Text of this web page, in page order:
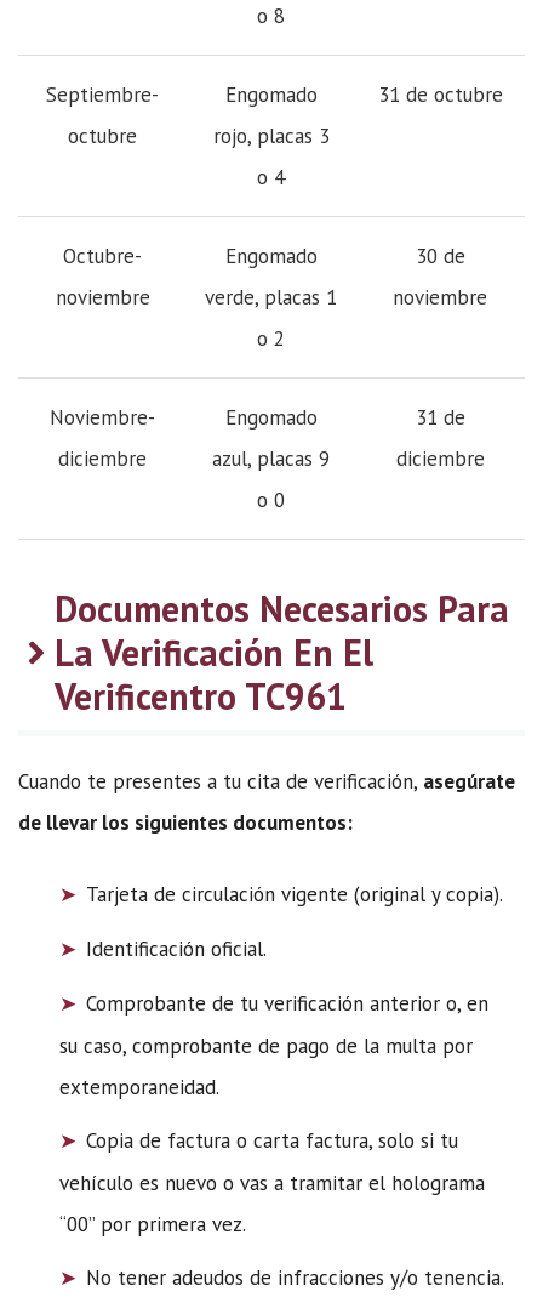
o 8
Septiembre-
octubre
Engomado
rojo, placas 3
o 4
31 de octubre
Octubre-
noviembre
Engomado
verde, placas 1
o 2
30 de
noviembre
Noviembre-
diciembre
Engomado
azul, placas 9
o 0
31 de
diciembre
Documentos Necesarios Para
La Verificación En El
Verificentro TC961
Cuando te presentes a tu cita de verificación, asegúrate
de llevar los siguientes documentos:
Tarjeta de circulación vigente (original y copia).
Identificación oficial.
Comprobante de tu verificación anterior o, en
su caso, comprobante de pago de la multa por
extemporaneidad.
Copia de factura o carta factura, solo si tu
vehículo es nuevo o vas a tramitar el holograma
“00” por primera vez.
No tener adeudos de infracciones y/o tenencia.